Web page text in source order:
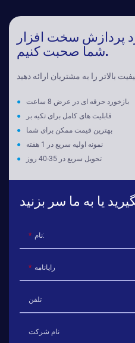
پردازش سخت افزار
شما صحبت کنیم.
بالاتر را به مشتریان ارائه دهید
●
بازخورد حرفه ای در عرض 8 ساعت
●
قابلیت های کامل برای تکیه بر
● بهترین قیمت ممکن برای شما
●
نمونه اولیه سریع در 1 هفته
●
تحویل سریع در 35-40 روز
یا به ما سر بزنید
نام:
رایانامه
تلفن
نام شرکت